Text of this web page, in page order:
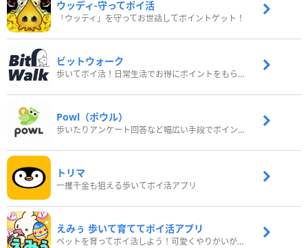
ウッディ‐守ってポイ活
「ウッディ」を守ってお世話してポイントゲット！
ビットウォーク
歩いてポイ活！日常生活でお得にポイントをもらおう
Powl（ポウル）
歩いたりアンケート回答など幅広い手段でポイントをゲット
トリマ
一攫千金も狙える歩いてポイ活アプリ
えみぅ 歩いて育ててポイ活アプリ
ペットを育ってポイ活しよう！可愛くやりがいがある新感覚アプリ